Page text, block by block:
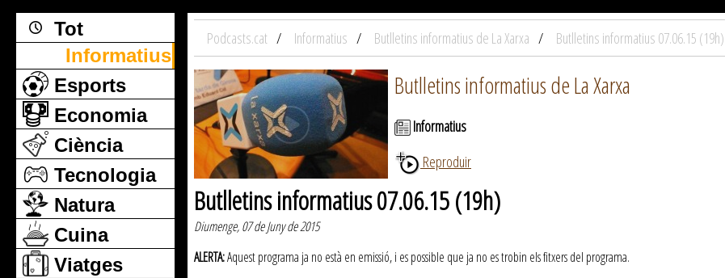
Tot
Informatius
Esports
Economia
Ciència
Tecnologia
Natura
Cuina
Viatges
Podcasts.cat Informatius Butlletins informatius de La Xarxa Butlletins informatius 07.06.15 (19h)
Butlletins informatius de La Xarxa
Informatius
Reproduir
Butlletins informatius 07.06.15 (19h)
Diumenge, 07 de Juny de 2015
ALERTA:Aquest programa ja no està en emissió, i es possible que ja no es trobin els fitxers del programa.